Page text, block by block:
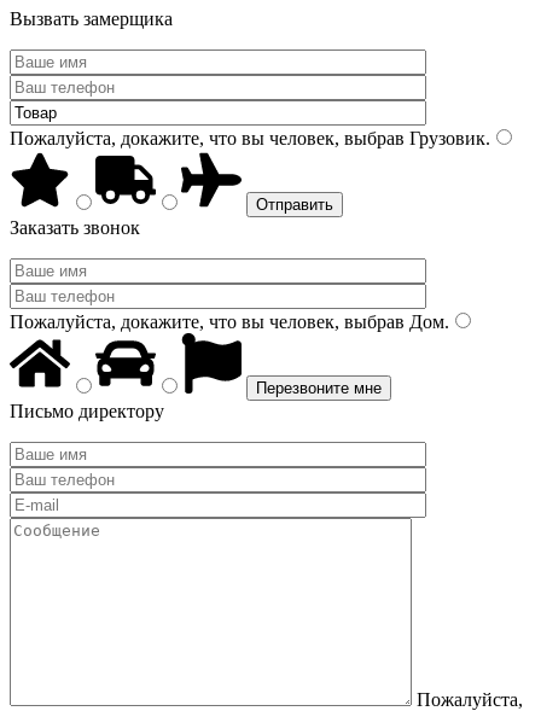
Вызвать замерщика
Пожалуйста, докажите, что вы человек, выбрав Грузовик.
Заказать звонок
Пожалуйста, докажите, что вы человек, выбрав Дом.
Письмо директору
Пожалуйста,